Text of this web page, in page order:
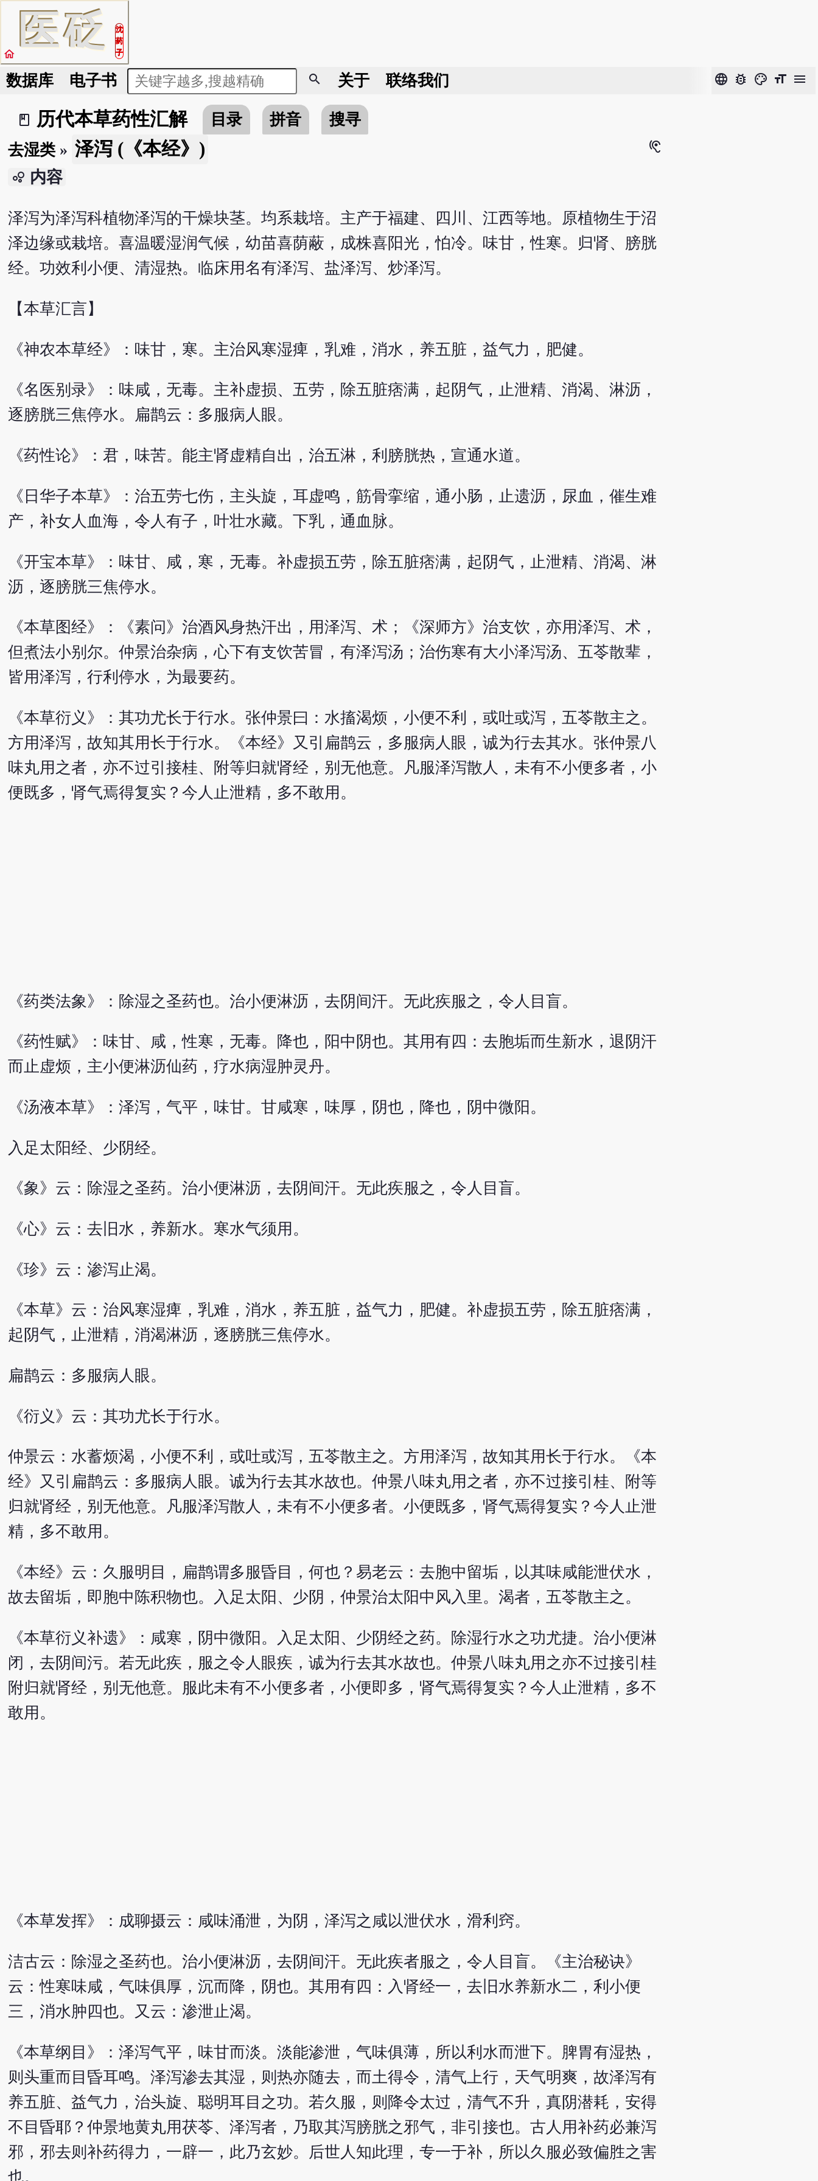
医砭
沈
药
子
home
数据库 电子书 search 关于 联络我们 language bug_report color_lens format_size menu
book_2
历代本草药性汇解 目录 拼音
搜寻
去湿类» 泽泻 (《本经》) hearing
bubble_chart 内容
泽泻为泽泻科植物泽泻的干燥块茎。均系栽培。主产于福建、四川、江西等地。原植物生于沼
泽边缘或栽培。喜温暖湿润气候，幼苗喜荫蔽，成株喜阳光，怕冷。味甘，性寒。归肾、膀胱
经。功效利小便、清湿热。临床用名有泽泻、盐泽泻、炒泽泻。
【本草汇言】
《神农本草经》：味甘，寒。主治风寒湿痺，乳难，消水，养五脏，益气力，肥健。
《名医别录》：味咸，无毒。主补虚损、五劳，除五脏痞满，起阴气，止泄精、消渴、淋沥，
逐膀胱三焦停水。扁鹊云：多服病人眼。
《药性论》：君，味苦。能主肾虚精自出，治五淋，利膀胱热，宣通水道。
《日华子本草》：治五劳七伤，主头旋，耳虚鸣，筋骨挛缩，通小肠，止遗沥，尿血，催生难
产，补女人血海，令人有子，叶壮水藏。下乳，通血脉。
《开宝本草》：味甘、咸，寒，无毒。补虚损五劳，除五脏痞满，起阴气，止泄精、消渴、淋
沥，逐膀胱三焦停水。
《本草图经》：《素问》治酒风身热汗出，用泽泻、术；《深师方》治支饮，亦用泽泻、术，
但煮法小别尔。仲景治杂病，心下有支饮苦冒，有泽泻汤；治伤寒有大小泽泻汤、五苓散辈，
皆用泽泻，行利停水，为最要药。
《本草衍义》：其功尤长于行水。张仲景曰：水搐渴烦，小便不利，或吐或泻，五苓散主之。
方用泽泻，故知其用长于行水。《本经》又引扁鹊云，多服病人眼，诚为行去其水。张仲景八
味丸用之者，亦不过引接桂、附等归就肾经，别无他意。凡服泽泻散人，未有不小便多者，小
便既多，肾气焉得复实？今人止泄精，多不敢用。
《药类法象》：除湿之圣药也。治小便淋沥，去阴间汗。无此疾服之，令人目盲。
《药性赋》：味甘、咸，性寒，无毒。降也，阳中阴也。其用有四：去胞垢而生新水，退阴汗
而止虚烦，主小便淋沥仙药，疗水病湿肿灵丹。
《汤液本草》：泽泻，气平，味甘。甘咸寒，味厚，阴也，降也，阴中微阳。
入足太阳经、少阴经。
《象》云：除湿之圣药。治小便淋沥，去阴间汗。无此疾服之，令人目盲。
《心》云：去旧水，养新水。寒水气须用。
《珍》云：渗泻止渴。
《本草》云：治风寒湿痺，乳难，消水，养五脏，益气力，肥健。补虚损五劳，除五脏痞满，
起阴气，止泄精，消渴淋沥，逐膀胱三焦停水。
扁鹊云：多服病人眼。
《衍义》云：其功尤长于行水。
仲景云：水蓄烦渴，小便不利，或吐或泻，五苓散主之。方用泽泻，故知其用长于行水。《本
经》又引扁鹊云：多服病人眼。诚为行去其水故也。仲景八味丸用之者，亦不过接引桂、附等
归就肾经，别无他意。凡服泽泻散人，未有不小便多者。小便既多，肾气焉得复实？今人止泄
精，多不敢用。
《本经》云：久服明目，扁鹊谓多服昏目，何也？易老云：去胞中留垢，以其味咸能泄伏水，
故去留垢，即胞中陈积物也。入足太阳、少阴，仲景治太阳中风入里。渴者，五苓散主之。
《本草衍义补遗》：咸寒，阴中微阳。入足太阳、少阴经之药。除湿行水之功尤捷。治小便淋
闭，去阴间污。若无此疾，服之令人眼疾，诚为行去其水故也。仲景八味丸用之亦不过接引桂
附归就肾经，别无他意。服此未有不小便多者，小便即多，肾气焉得复实？今人止泄精，多不
敢用。
《本草发挥》：成聊摄云：咸味涌泄，为阴，泽泻之咸以泄伏水，滑利窍。
洁古云：除湿之圣药也。治小便淋沥，去阴间汗。无此疾者服之，令人目盲。《主治秘诀》
云：性寒味咸，气味俱厚，沉而降，阴也。其用有四：入肾经一，去旧水养新水二，利小便
三，消水肿四也。又云：渗泄止渴。
《本草纲目》：泽泻气平，味甘而淡。淡能渗泄，气味俱薄，所以利水而泄下。脾胃有湿热，
则头重而目昏耳鸣。泽泻渗去其湿，则热亦随去，而土得令，清气上行，天气明爽，故泽泻有
养五脏、益气力，治头旋、聪明耳目之功。若久服，则降令太过，清气不升，真阴潜耗，安得
不目昏耶？仲景地黄丸用茯苓、泽泻者，乃取其泻膀胱之邪气，非引接也。古人用补药必兼泻
邪，邪去则补药得力，一辟一，此乃玄妙。后世人知此理，专一于补，所以久服必致偏胜之害
也。